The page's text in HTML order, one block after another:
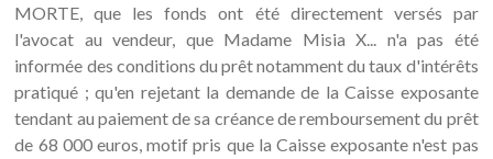
MORTE, que les fonds ont été directement versés par
l'avocat au vendeur, que Madame Misia X... n'a pas été
informée des conditions du prêt notamment du taux d'intérêts
pratiqué ; qu'en rejetant la demande de la Caisse exposante
tendant au paiement de sa créance de remboursement du prêt
de 68 000 euros, motif pris que la Caisse exposante n'est pas